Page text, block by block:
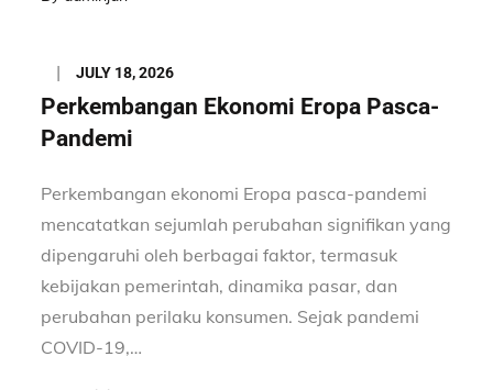
Posted
on
JULY 18, 2026
Perkembangan Ekonomi Eropa Pasca-
Pandemi
Perkembangan ekonomi Eropa pasca-pandemi
mencatatkan sejumlah perubahan signifikan yang
dipengaruhi oleh berbagai faktor, termasuk
kebijakan pemerintah, dinamika pasar, dan
perubahan perilaku konsumen. Sejak pandemi
COVID-19,…